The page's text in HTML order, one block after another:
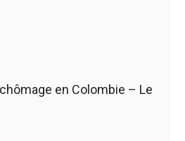
en Colombie – Le